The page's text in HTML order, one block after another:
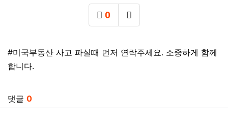
0
추천 SNS 공유
태그
#미국부동산 사고 파실때 먼저 연락주세요. 소중하게 함께
합니다.
댓글 0